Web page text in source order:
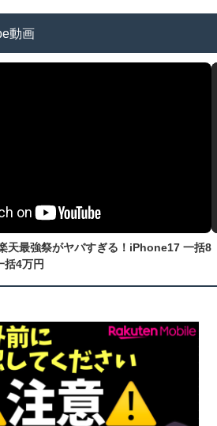
動画
天最強祭がヤバすぎる！iPhone17 一括8
4万円